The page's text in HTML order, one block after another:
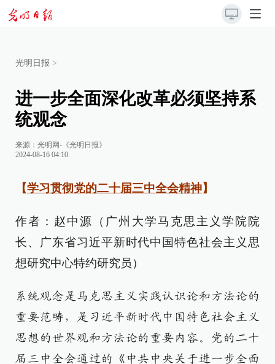
光明日报 >
进一步全面深化改革必须坚持系
统观念
来源： 光明网-《光明日报》
2024-08-16 04:10
【学习贯彻党的二十届三中全会精神】
作者：赵中源（广州大学马克思主义学院院
长、广东省习近平新时代中国特色社会主义思
想研究中心特约研究员）
系统观念是马克思主义实践认识论和方法论的
重要范畴，是习近平新时代中国特色社会主义
思想的世界观和方法论的重要内容。党的二十
届三中全会通过的《中共中央关于进一步全面